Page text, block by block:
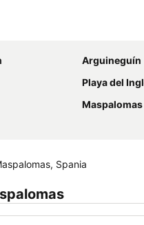
Arguineguín
Playa del
Maspalomas
Spania